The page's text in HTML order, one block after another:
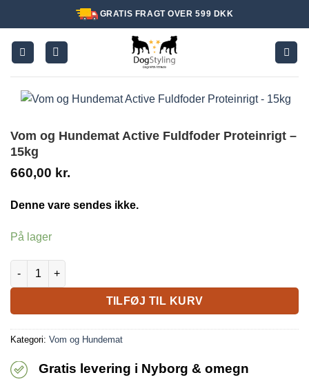
indhold
GRATIS FRAGT OVER 599 DKK
Vom og Hundemat Active Fuldfoder Proteinrigt –
15kg
660,00 kr.
Denne vare sendes ikke.
På lager
Vom og Hundemat Active Fuldfoder Proteinrigt - 15kg antal
TILFØJ TIL KURV
Kategori: Vom og Hundemat
Gratis levering i Nyborg & omegn